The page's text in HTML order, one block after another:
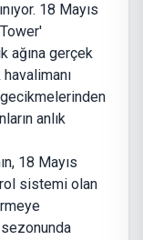
18 Mayıs
ağına gerçek
anlık
18 Mayıs
sistemi olan